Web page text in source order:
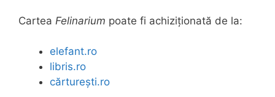
Cartea Felinarium poate fi achiziționată de la:
elefant.ro
libris.ro
cărturești.ro